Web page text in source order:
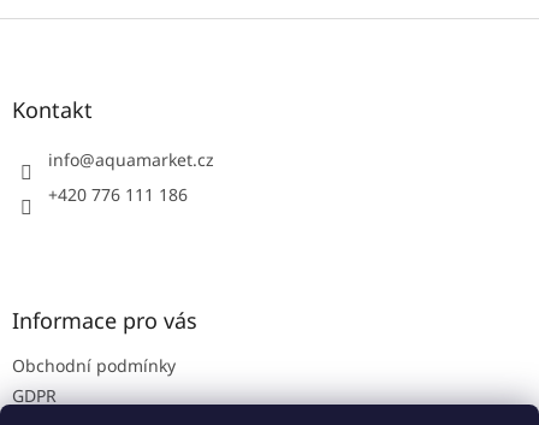
v
Z
Kontakt
info@aquamarket.cz
+420 776 111 186
Informace pro vás
Obchodní podmínky
GDPR